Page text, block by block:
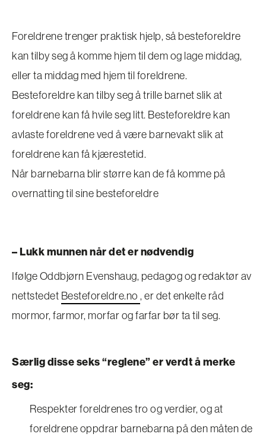
Foreldrene trenger praktisk hjelp, så besteforeldre
kan tilby seg å komme hjem til dem og lage middag,
eller ta middag med hjem til foreldrene.
Besteforeldre kan tilby seg å trille barnet slik at
foreldrene kan få hvile seg litt. Besteforeldre kan
avlaste foreldrene ved å være barnevakt slik at
foreldrene kan få kjærestetid.
Når barnebarna blir større kan de få komme på
overnatting til sine besteforeldre
– Lukk munnen når det er nødvendig
Ifølge Oddbjørn Evenshaug, pedagog og redaktør av
nettstedet Besteforeldre.no , er det enkelte råd
mormor, farmor, morfar og farfar bør ta til seg.
Særlig disse seks “reglene” er verdt å merke
seg:
Respekter foreldrenes tro og verdier, og at
foreldrene oppdrar barnebarna på den måten de